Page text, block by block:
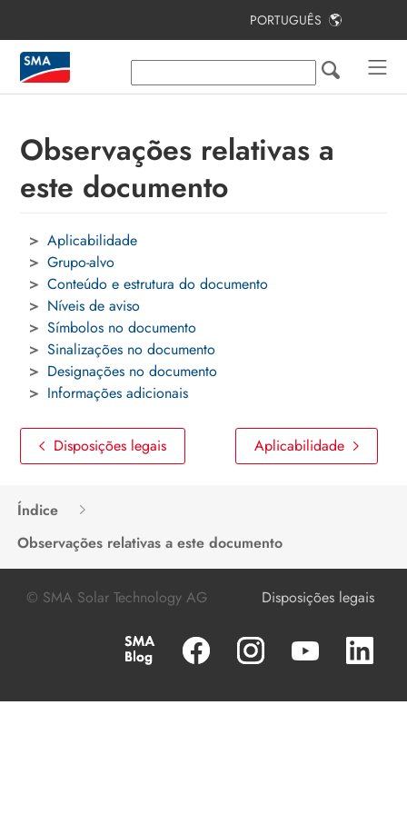
PORTUGUÊS
Observações relativas a
este documento
Aplicabilidade
Grupo-alvo
Conteúdo e estrutura do documento
Níveis de aviso
Símbolos no documento
Sinalizações no documento
Designações no documento
Informações adicionais
Disposições legais Aplicabilidade
Índice
Observações relativas a este documento
© SMA Solar Technology AG Disposições legais
Índice
Observações relativas a este
Utilização prevista
Situações de aplicação de SMA
Componentes do sistema
Vista geral do sistema
Procedimento para a primeira
instalação e colocação em serviço
do sistema
Contactos